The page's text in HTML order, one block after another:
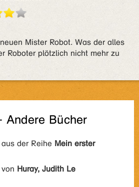
Mister Robot. Was der alles
Roboter plötzlich nicht mehr zu
Andere Bücher
der Reihe Mein erster
Huray, Judith Le